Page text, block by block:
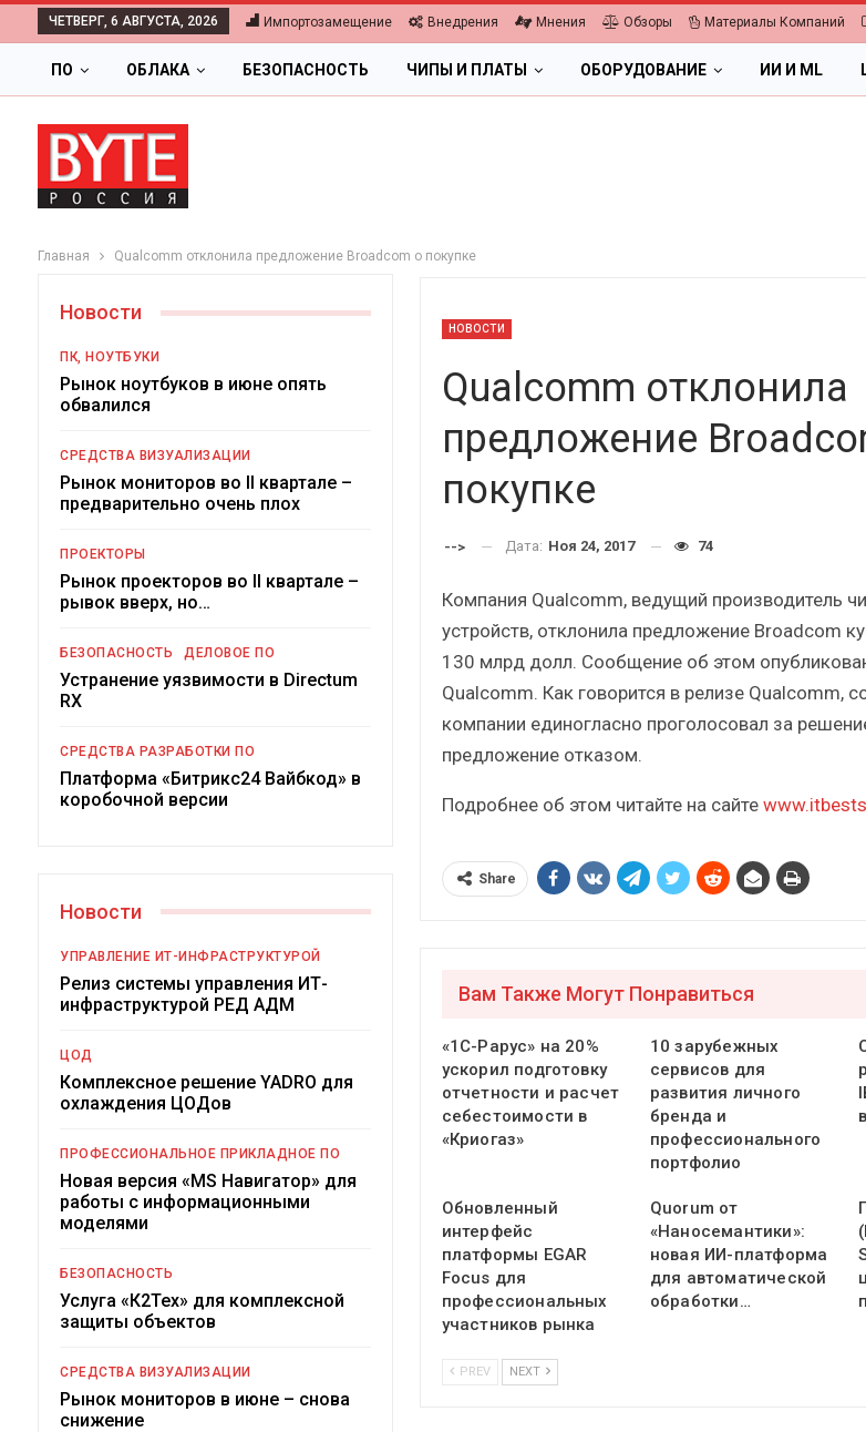
ЧЕТВЕРГ, 6 АВГУСТА, 2026 Импортозамещение Внедрения Мнения Обзоры Материалы Компаний
ПО ОБЛАКА БЕЗОПАСНОСТЬ ЧИПЫ И ПЛАТЫ ОБОРУДОВАНИЕ ИИ И ML
Главная Qualcomm отклонила предложение Broadcom о покупке
НОВОСТИ
Qualcomm отклонила
предложение
покупке
--> Дата: Ноя 24, 2017 74
Компания Qualcomm, ведущий производитель
устройств, отклонила предложение Broadcom
130 млрд долл. Сообщение об этом
Qualcomm. Как говорится в релизе Qualcomm,
компании единогласно проголосовал за
предложение отказом.
Подробнее об этом читайте на сайте
Share
Вам Также Могут Понравиться
«1С-Рарус» на 20%
ускорил подготовку
отчетности и расчет
себестоимости в
«Криогаз»
10 зарубежных
сервисов для
развития личного
бренда и
профессионального
портфолио
Обновленный
интерфейс
платформы EGAR
Focus для
профессиональных
участников рынка
Quorum от
«Наносемантики»:
новая ИИ-платформа
для автоматической
обработки…
PREV NEXT
Новости
ПК, НОУТБУКИ
Рынок ноутбуков в июне опять
обвалился
СРЕДСТВА ВИЗУАЛИЗАЦИИ
Рынок мониторов во II квартале –
предварительно очень плох
ПРОЕКТОРЫ
Рынок проекторов во II квартале –
рывок вверх, но…
БЕЗОПАСНОСТЬ ДЕЛОВОЕ ПО
Устранение уязвимости в Directum
RX
СРЕДСТВА РАЗРАБОТКИ ПО
Платформа «Битрикс24 Вайбкод» в
коробочной версии
Новости
УПРАВЛЕНИЕ ИТ-ИНФРАСТРУКТУРОЙ
Релиз системы управления ИТ-
инфраструктурой РЕД АДМ
ЦОД
Комплексное решение YADRO для
охлаждения ЦОДов
ПРОФЕССИОНАЛЬНОЕ ПРИКЛАДНОЕ ПО
Новая версия «MS Навигатор» для
работы с информационными
моделями
БЕЗОПАСНОСТЬ
Услуга «К2Тех» для комплексной
защиты объектов
СРЕДСТВА ВИЗУАЛИЗАЦИИ
Рынок мониторов в июне – снова
снижение
Цифровая экономика 2026.
Краткий статистический
российский рынок ИБП?
Итоги и Бестселлеры
ИБП
Отрасль ИБП в депрессии?
Часть II.